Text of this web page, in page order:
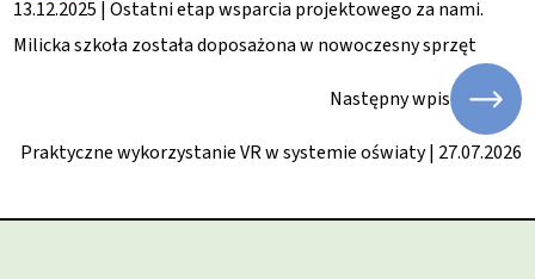
13.12.2025 | Ostatni etap wsparcia projektowego za nami.
Milicka szkoła została doposażona w nowoczesny sprzęt
Następny wpis
Praktyczne wykorzystanie VR w systemie oświaty | 27.07.2026